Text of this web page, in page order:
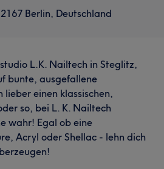
Berlin, Deutschland
L.K. Nailtech in Steglitz,
bunte, ausgefallene
einen klassischen,
so, bei L. K. Nailtech
wahr! Egal ob eine
Acryl oder Shellac - lehn dich